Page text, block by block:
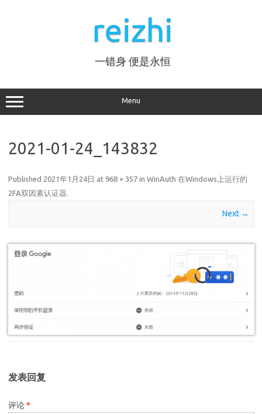
reizhi
一错身 便是永恒
Menu
2021-01-24_143832
Published 2021年1月24日 at 968 × 357 in WinAuth 在Windows上运行的
2FA双因素认证器.
Next →
发表回复
评论*